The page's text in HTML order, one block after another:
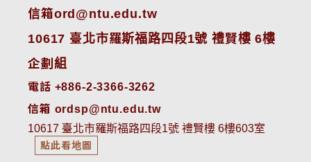
信箱ord@ntu.edu.tw
10617 臺北市羅斯福路四段1號 禮賢樓 6樓
企劃組
電話 +886-2-3366-3262
信箱 ordsp@ntu.edu.tw
10617 臺北市羅斯福路四段1號 禮賢樓 6樓603室
點此看地圖